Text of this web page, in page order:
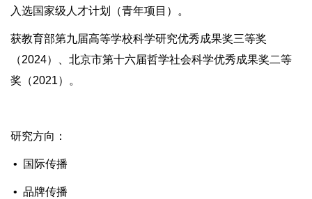
入选国家级人才计划（青年项目）。
获教育部第九届高等学校科学研究优秀成果奖三等奖
（2024）、北京市第十六届哲学社会科学优秀成果奖二等
奖（2021）。
研究方向：
• 国际传播
• 品牌传播